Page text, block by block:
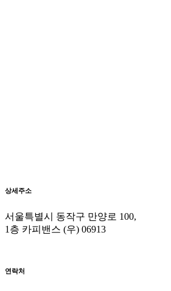
상세주소
서울특별시 동작구 만양로 100,
1층 카피밴스 (우) 06913
연락처